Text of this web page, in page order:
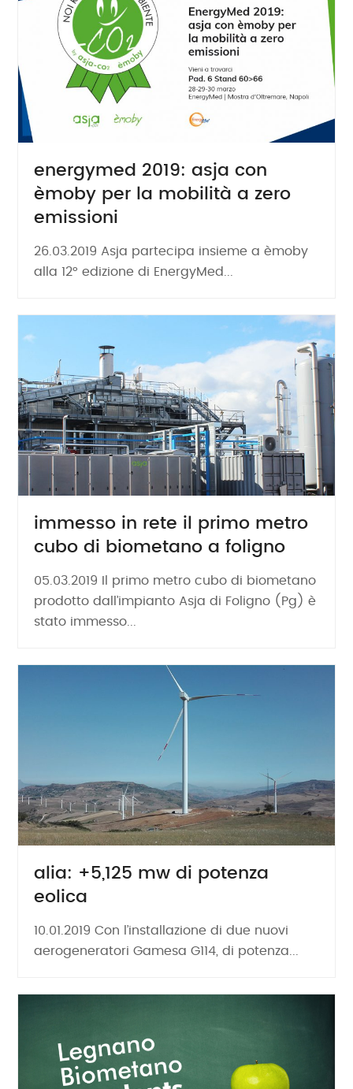
energymed 2019: asja con
èmoby per la mobilità a zero
emissioni
26.03.2019 Asja partecipa insieme a èmoby
alla 12° edizione di EnergyMed...
immesso in rete il primo metro
cubo di biometano a foligno
05.03.2019 Il primo metro cubo di biometano
prodotto dall’impianto Asja di Foligno (Pg) è
stato immesso...
alia: +5,125 mw di potenza
eolica
10.01.2019 Con l’installazione di due nuovi
aerogeneratori Gamesa G114, di potenza...